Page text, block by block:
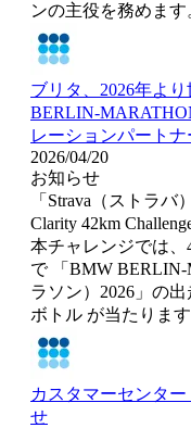
ンの主役を務めます
ブリタ、2026年よ
レーションパート
2026/04/20
お知らせ
「Strava（ストラ
Clarity 42km
本チャレンジでは
で 「BMW
ラソン）2026」の
ボトル が当たります
カスタマーセンタ
せ